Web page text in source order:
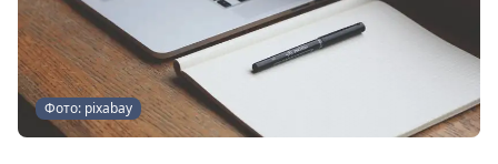
Фото: pixabay